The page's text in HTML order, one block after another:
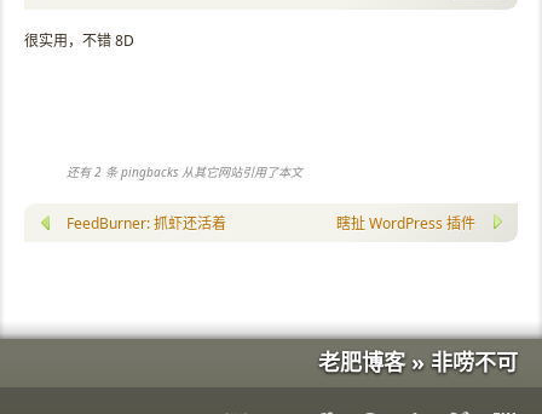
很实用，不错 8D
还有 2 条 pingbacks 从其它网站引用了本文
FeedBurner: 抓虾还活着！ 瞎扯 WordPress 插件
老肥博客 » 非唠不可